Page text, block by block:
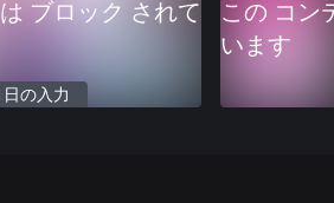
ブロック されて
の入力
この コン
います